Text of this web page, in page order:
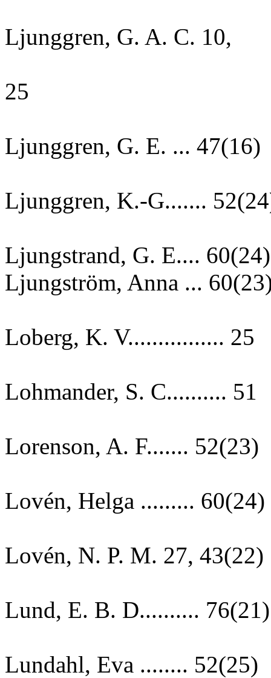
Ljunggren, G. A. C. 10,
25
Ljunggren, G. E. ... 47(16)
Ljunggren, K.-G.......
Ljungstrand, G. E.... 60(24)
Ljungström, Anna ...
Loberg, K. V................ 25
Lohmander, S. C.......... 51
Lorenson, A. F....... 52(23)
Lovén, Helga ......... 60(24)
Lovén, N. P. M. 27, 43(22)
Lund, E. B. D.......... 76(21)
Lundahl, Eva ........ 52(25)